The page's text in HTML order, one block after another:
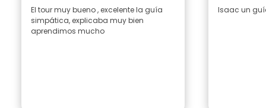
El tour muy bueno , excelente la guía
simpática, explicaba muy bien
aprendimos mucho
Isaac un